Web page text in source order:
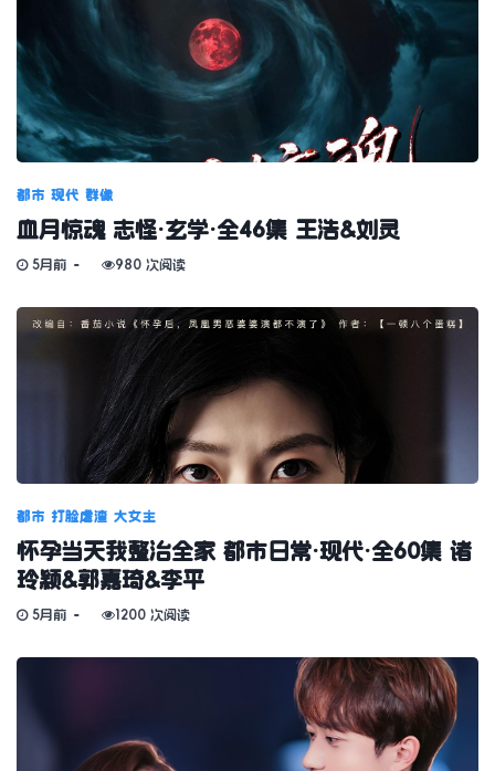
都市 现代 群像
血月惊魂 志怪·玄学·全46集 王浩&刘灵
5月前 980 次阅读
都市 打脸虐渣 大女主
怀孕当天我整治全家 都市日常·现代·全60集 诸
玲颖&郭嘉琦&李平
5月前 1200 次阅读